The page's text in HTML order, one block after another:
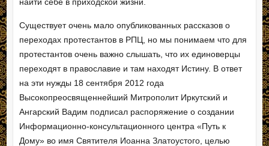
Существует очень мало опубликованных рассказов о
переходах протестантов в РПЦ, но мы понимаем что для
протестантов очень важно слышать, что их единоверцы
переходят в православие и там находят Истину. В ответ
на эти нужды 18 сентября 2012 года
Высокопреосвященнейший Митрополит Иркутский и
Ангарский Вадим подписал распоряжение о создании
Информационно-консультационного центра «Путь к
Дому» во имя Святителя Иоанна Златоустого, целью